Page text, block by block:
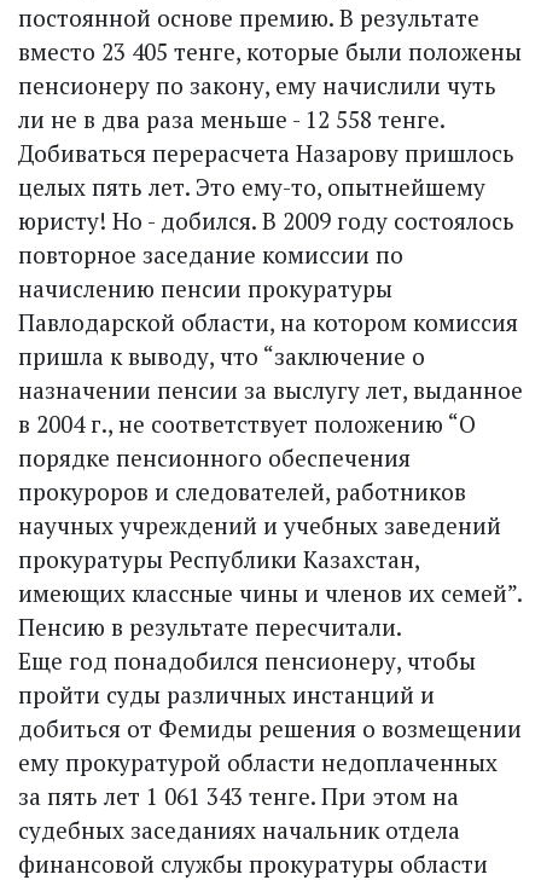
постоянной основе премию. В результате
вместо 23 405 тенге, которые были положены
пенсио­неру по закону, ему начислили чуть
ли не в два раза меньше - 12 558 тенге.
Добиваться перерасчета Назарову пришлось
целых пять лет. Это ему-то, опытнейшему
юристу! Но - добился. В 2009 году состоялось
повторное заседание комиссии по
начислению пенсии прокуратуры
Павлодарской области, на котором комиссия
пришла к выводу, что “заключение о
назначении пенсии за выслугу лет, выданное
в 2004 г., не соответствует положению “О
порядке пенсионного обеспечения
прокуроров и следователей, работников
научных учреждений и учебных заведений
прокуратуры Республики Казахстан,
имеющих классные чины и членов их семей”.
Пенсию в результате пересчитали.
Еще год понадобился пенсионеру, чтобы
пройти суды различных инстанций и
добиться от Фемиды решения о возмещении
ему прокуратурой области недоплаченных
за пять лет 1 061 343 тенге. При этом на
судебных заседаниях начальник отдела
финансовой службы прокуратуры области